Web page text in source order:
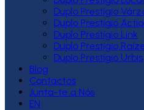
Duplo Prestígio
Duplo Prestígio
Duplo Prestígio Link
Duplo Prestígio
Duplo Prestígio Urbis
Blog
Contactos
Junta-te a Nós
EN